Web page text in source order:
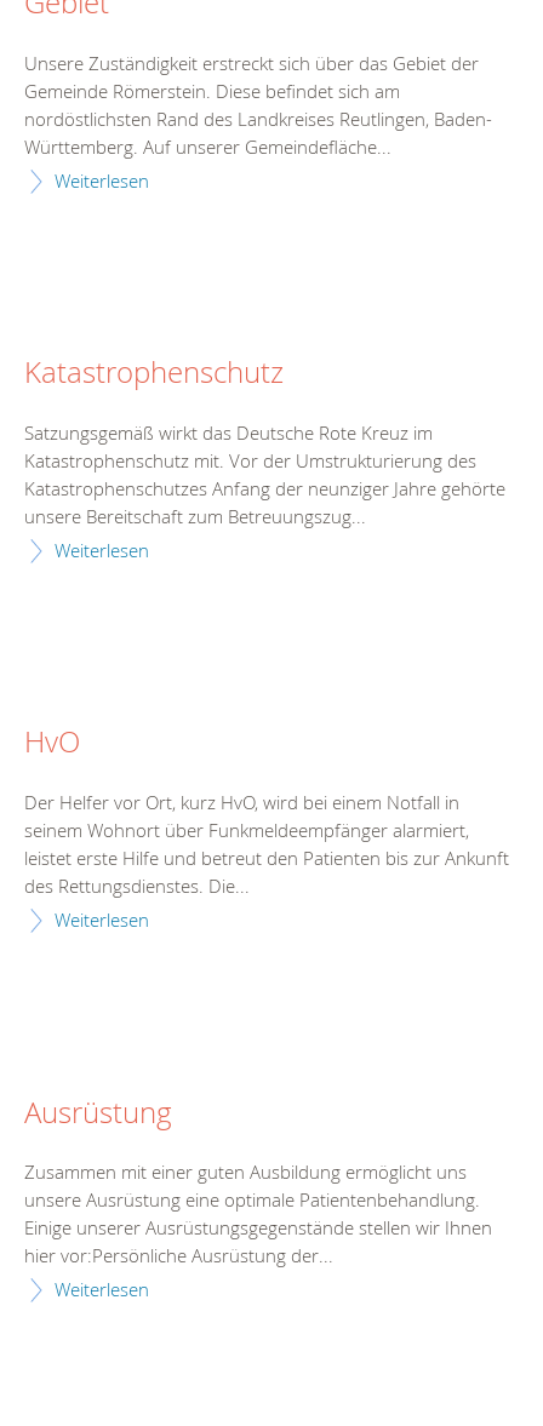
Unsere Zuständigkeit erstreckt sich über das Gebiet der
Gemeinde Römerstein. Diese befindet sich am
nordöstlichsten Rand des Landkreises Reutlingen, Baden-
Württemberg. Auf unserer Gemeindefläche...
Weiterlesen
Katastrophenschutz
Satzungsgemäß wirkt das Deutsche Rote Kreuz im
Katastrophenschutz mit. Vor der Umstrukturierung des
Katastrophenschutzes Anfang der neunziger Jahre gehörte
unsere Bereitschaft zum Betreuungszug...
Weiterlesen
HvO
Der Helfer vor Ort, kurz HvO, wird bei einem Notfall in
seinem Wohnort über Funkmeldeempfänger alarmiert,
leistet erste Hilfe und betreut den Patienten bis zur Ankunft
des Rettungsdienstes. Die...
Weiterlesen
Ausrüstung
Zusammen mit einer guten Ausbildung ermöglicht uns
unsere Ausrüstung eine optimale Patientenbehandlung.
Einige unserer Ausrüstungsgegenstände stellen wir Ihnen
hier vor:Persönliche Ausrüstung der...
Weiterlesen